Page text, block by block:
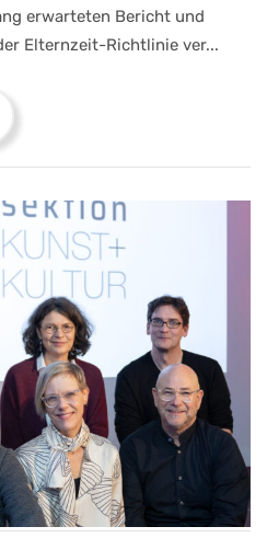
erwarteten Bericht und
Elternzeit-Richtlinie ver...